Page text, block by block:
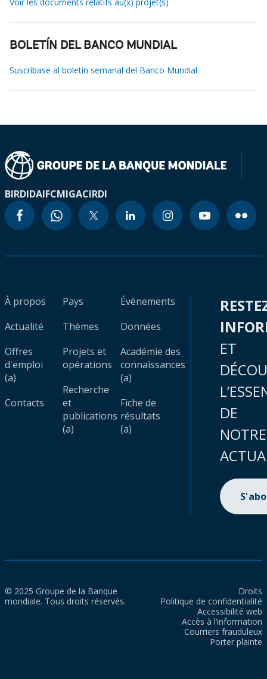
BOLETÍN DEL BANCO MUNDIAL
Suscríbase al boletín semanal del Banco Mundial
BIRDIDAIFCMIGACIRDI
À propos
Actualité
Offres
d'emploi
(a)
Contacts
Pays
Thèmes
Projets et
opérations
Recherche
et
publications
(a)
Évènements
Données
Académie des
connaissances
(a)
Fiche de
résultats
(a)
ET
DE
NOTRE
© 2025 Groupe de la Banque
mondiale. Tous droits réservés.
Droits
Politique de confidentialité
Accessibilité web
Accès à l’information
Courriers frauduleux
Porter plainte